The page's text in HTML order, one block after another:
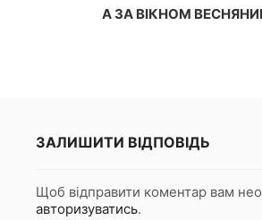
А ЗА ВІКНОМ
ЗАЛИШИТИ ВІДПОВІДЬ
Щоб відправити коментар вам
авторизуватись.